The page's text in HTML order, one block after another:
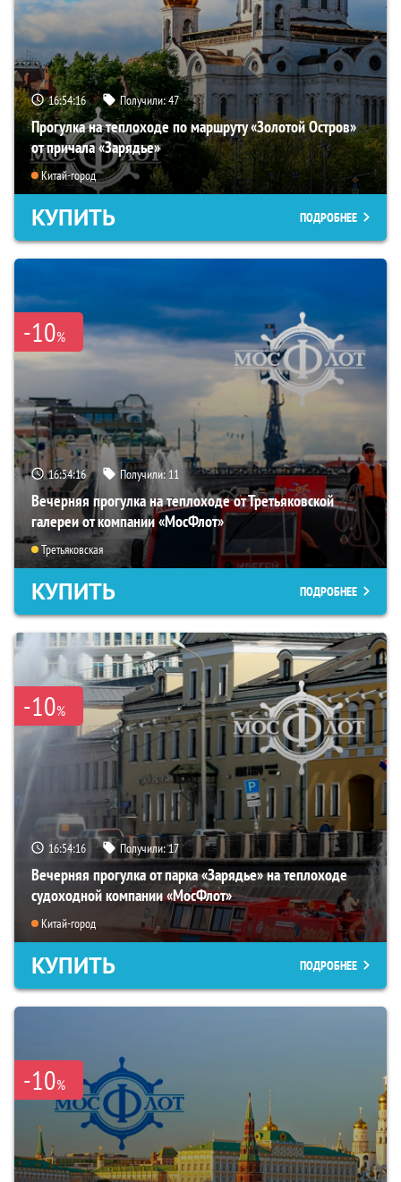
16:54:14 Получили:47
Прогулка на теплоходе по маршруту «Золотой Остров»
от причала «Зарядье»
Китай-город
КУПИТЬ ПОДРОБНЕЕ
-10%
16:54:14 Получили: 11
Вечерняя прогулка на теплоходе от Третьяковской
галереи от компании «МосФлот»
Третьяковская
КУПИТЬ ПОДРОБНЕЕ
-10%
16:54:14 Получили:17
Вечерняя прогулка от парка «Зарядье» на теплоходе
судоходной компании «МосФлот»
Китай-город
КУПИТЬ ПОДРОБНЕЕ
-10%